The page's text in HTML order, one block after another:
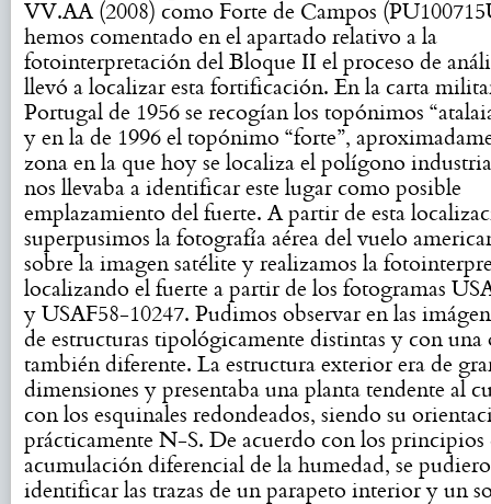
VV.AA (2008) como Forte de Campos
hemos comentado en el apartado relativo a la
fotointerpretación del Bloque II el proceso de
llevó a localizar esta fortificación. En la carta
Portugal de 1956 se recogían los topónimos
y en la de 1996 el topónimo “forte”,
zona en la que hoy se localiza el polígono
nos llevaba a identificar este lugar como posible
emplazamiento del fuerte. A partir de esta
superpusimos la fotografía aérea del vuelo
sobre la imagen satélite y realizamos la
localizando el fuerte a partir de los fotogramas
y USAF58-10247. Pudimos observar en las
de estructuras tipológicamente distintas y con
también diferente. La estructura exterior era de
dimensiones y presentaba una planta tendente al
con los esquinales redondeados, siendo su
prácticamente N-S. De acuerdo con los principios
acumulación diferencial de la humedad, se
identificar las trazas de un parapeto interior y un